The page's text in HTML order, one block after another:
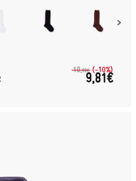
10,90€ (-10%)
9,81€